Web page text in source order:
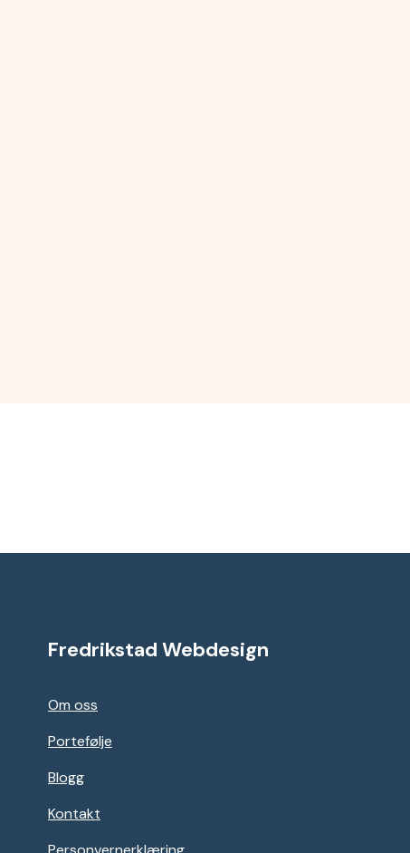
Fredrikstad Webdesign
Om oss
Portefølje
Blogg
Kontakt